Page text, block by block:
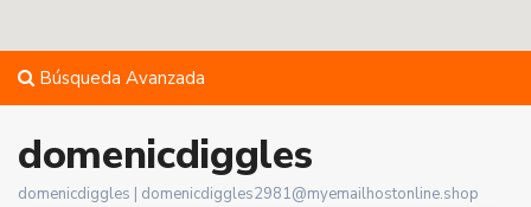
Búsqueda Avanzada
domenicdiggles
domenicdiggles | domenicdiggles2981@myemailhostonline.shop